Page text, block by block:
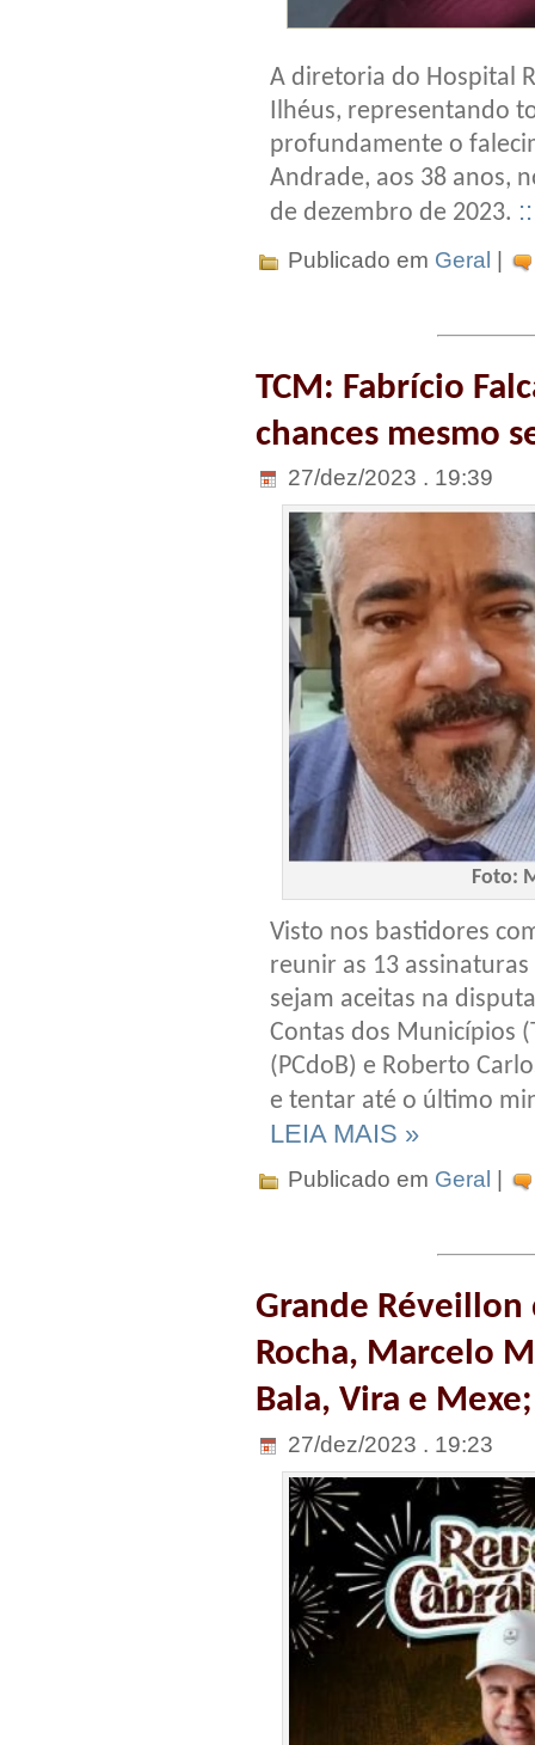
A diretoria do Hospital
Ilhéus, representando
profundamente o
Andrade, aos 38 anos,
de dezembro de 2023.
Publicado em Geral |
TCM: Fabrício
chances mesmo
27/dez/2023 . 19:39
Foto:
Visto nos bastidores
reunir as 13
sejam aceitas na
Contas dos Municípios
(PCdoB) e Roberto
e tentar até o último
LEIA MAIS »
Publicado em Geral
Grande Réveillon
Rocha, Marcelo
Bala, Vira e
27/dez/2023 . 19:23